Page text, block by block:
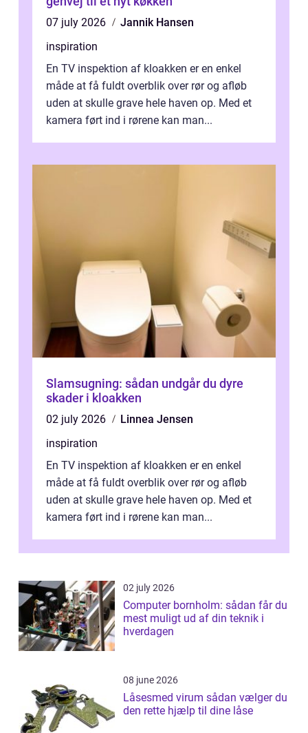
07 july 2026
Jannik Hansen
inspiration
En TV inspektion af kloakken er en enkel
måde at få fuldt overblik over rør og afløb
uden at skulle grave hele haven op. Med et
kamera ført ind i rørene kan man...
Slamsugning: sådan undgår du dyre
skader i kloakken
02 july 2026
Linnea Jensen
inspiration
En TV inspektion af kloakken er en enkel
måde at få fuldt overblik over rør og afløb
uden at skulle grave hele haven op. Med et
kamera ført ind i rørene kan man...
02 july 2026
Computer bornholm: sådan får du
mest muligt ud af din teknik i
hverdagen
08 june 2026
Låsesmed virum sådan vælger du
den rette hjælp til dine låse